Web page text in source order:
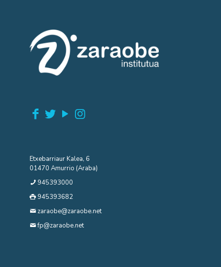
Etxebarriaur Kalea, 6
01470 Amurrio (Araba)
945393000
945393682
zaraobe@zaraobe.net
fp@zaraobe.net